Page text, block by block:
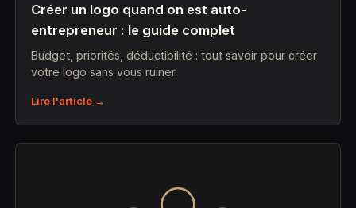
Créer un logo quand on est auto-
entrepreneur : le guide complet
Budget, priorités, déductibilité : tout savoir pour créer
votre logo sans vous ruiner.
Lire l'article →